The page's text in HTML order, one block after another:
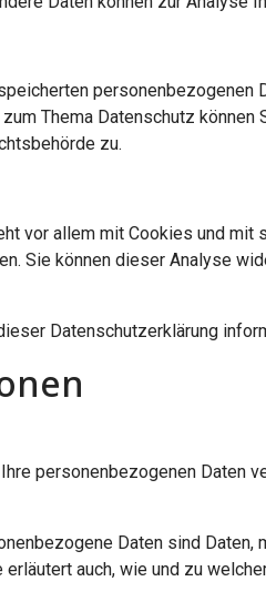
personenbezogenen
Thema Datenschutz
zu.
vor allem mit Cookies und mit
Sie können dieser Analyse
Datenschutzerklärung
personenbezogenen Daten
Daten sind
auch, wie und zu